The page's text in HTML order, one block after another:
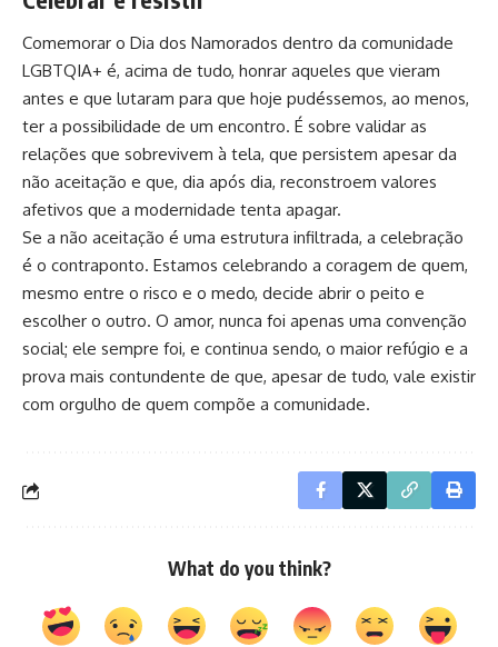
Comemorar o Dia dos Namorados dentro da comunidade
LGBTQIA+ é, acima de tudo, honrar aqueles que vieram
antes e que lutaram para que hoje pudéssemos, ao menos,
ter a possibilidade de um encontro. É sobre validar as
relações que sobrevivem à tela, que persistem apesar da
não aceitação e que, dia após dia, reconstroem valores
afetivos que a modernidade tenta apagar.
Se a não aceitação é uma estrutura infiltrada, a celebração
é o contraponto. Estamos celebrando a coragem de quem,
mesmo entre o risco e o medo, decide abrir o peito e
escolher o outro. O amor, nunca foi apenas uma convenção
social; ele sempre foi, e continua sendo, o maior refúgio e a
prova mais contundente de que, apesar de tudo, vale existir
com orgulho de quem compõe a comunidade.
What do you think?